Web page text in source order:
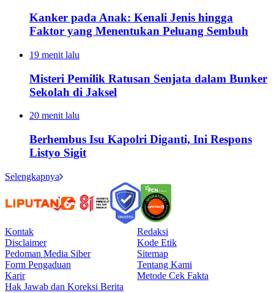
Kanker pada Anak: Kenali Jenis hingga
Faktor yang Menentukan Peluang Sembuh
19 menit lalu
Misteri Pemilik Ratusan Senjata dalam Bunker
Sekolah di Jaksel
20 menit lalu
Berhembus Isu Kapolri Diganti, Ini Respons
Listyo Sigit
Selengkapnya
Kontak
Redaksi
Disclaimer
Kode Etik
Pedoman Media Siber
Sitemap
Form Pengaduan
Tentang Kami
Karir
Metode Cek Fakta
Hak Jawab dan Koreksi Berita